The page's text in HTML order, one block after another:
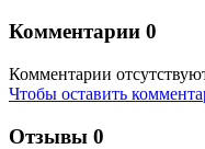
Комментарии 0
Комментарии
Чтобы оставить
Отзывы 0